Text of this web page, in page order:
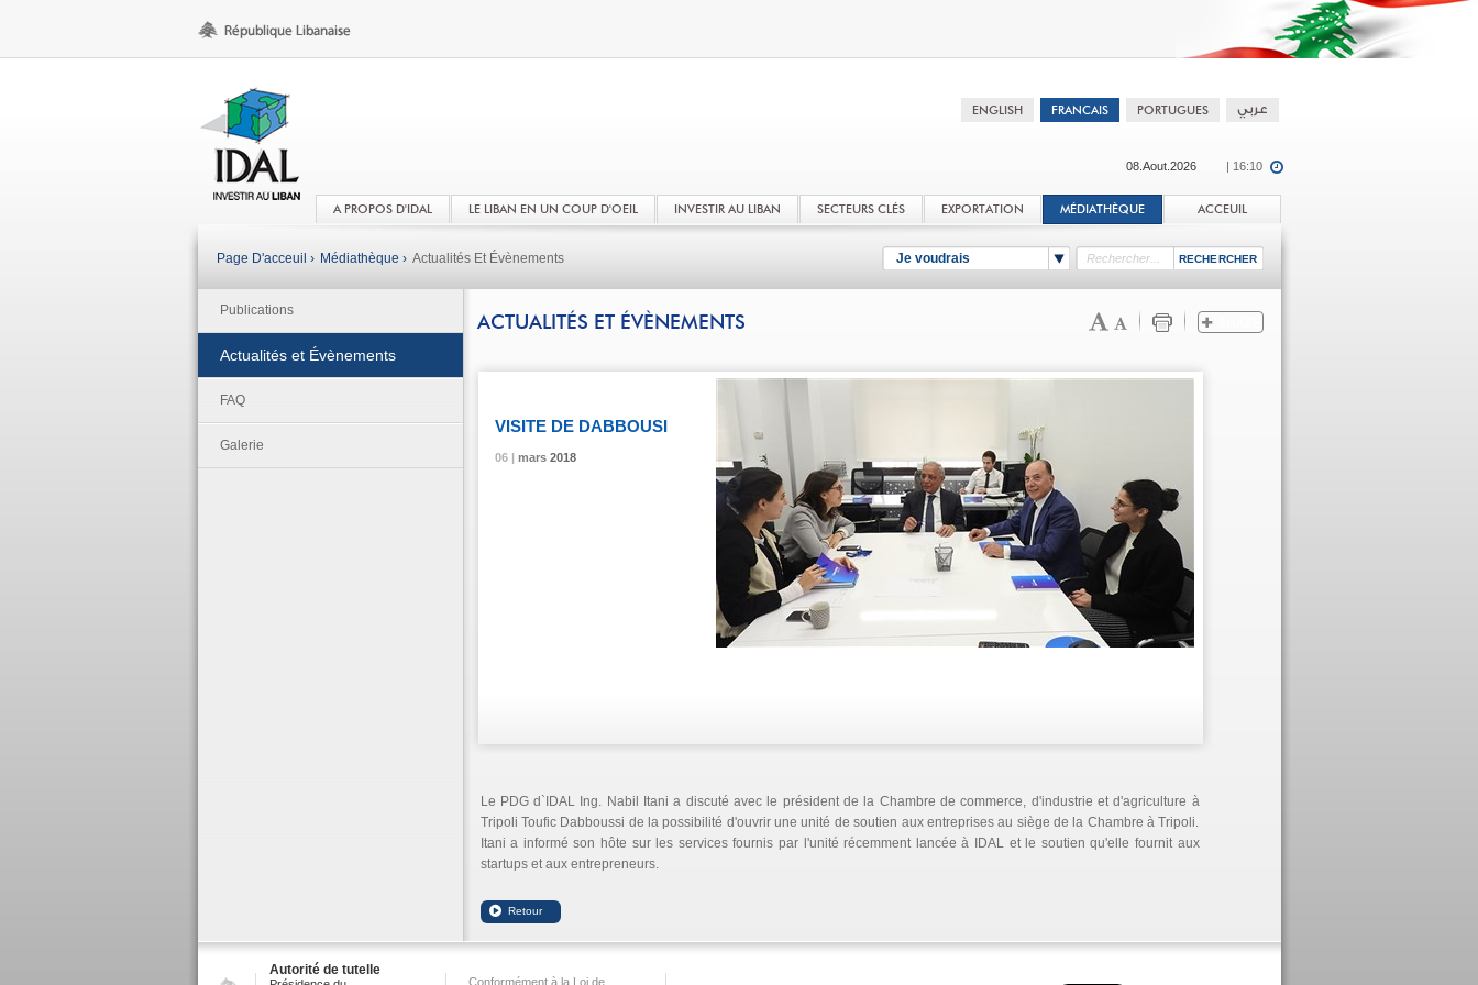
08.Aout.2026 | 16:10
A PROPOS D'IDAL LE LIBAN EN UN COUP D'OEIL INVESTIR AU LIBAN SECTEURS CLÉS EXPORTATION MÉDIATHÈQUE ACCEUIL
Je voudrais
Page D'acceuil › Médiathèque › Actualités Et Évènements
Publications
Actualités et Évènements
FAQ
Galerie
ACTUALITÉS ET ÉVÈNEMENTS
06 | mars2018
VISITE DE DABBOUSI
06 | mars2018
06 | mars2018
Le PDG d`IDAL Ing. Nabil Itani a discuté avec le président de la Chambre de commerce, d'industrie et d'agriculture à
Tripoli Toufic Dabboussi de la possibilité d'ouvrir une unité de soutien aux entreprises au siège de la Chambre à Tripoli.
Itani a informé son hôte sur les services fournis par l'unité récemment lancée à IDAL et le soutien qu'elle fournit aux
startups et aux entrepreneurs.
Autorité de tutelle
Conformément à la Loi de